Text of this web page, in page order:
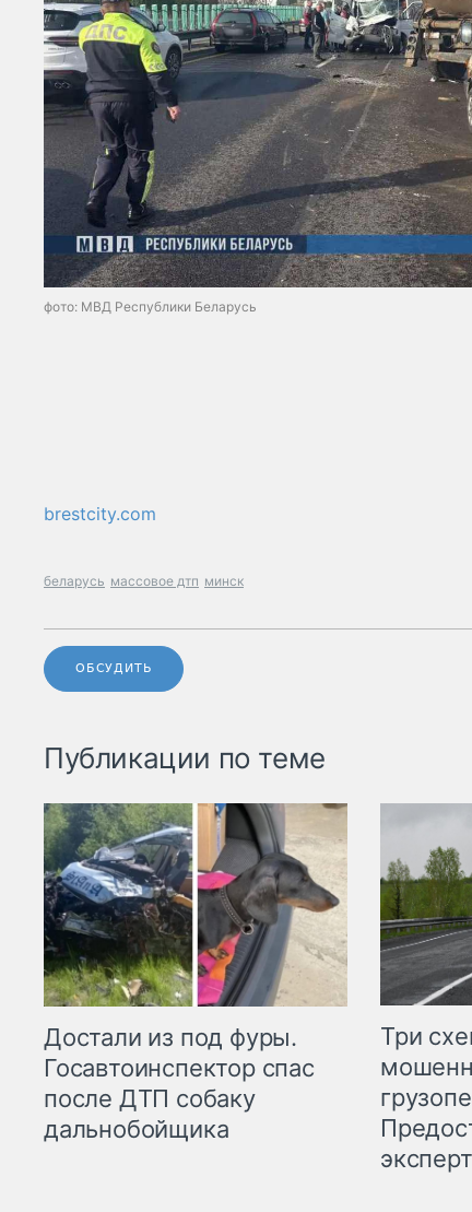
фото: МВД Республики Беларусь
brestcity.com
беларусь массовое дтп минск
ОБСУДИТЬ
Публикации по теме
Достали из под фуры.
Госавтоинспектор спас
после ДТП собаку
дальнобойщика
Три